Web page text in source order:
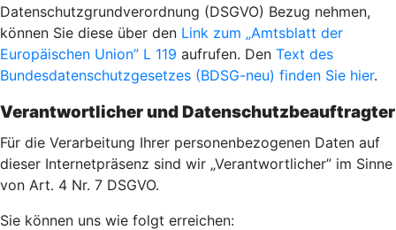
Datenschutzgrundverordnung (DSGVO) Bezug nehmen,
können Sie diese über den Link zum „Amtsblatt der
Europäischen Union” L 119 aufrufen. Den Text des
Bundesdatenschutzgesetzes (BDSG-neu) finden Sie hier.
Verantwortlicher und Datenschutzbeauftragter
Für die Verarbeitung Ihrer personenbezogenen Daten auf
dieser Internetpräsenz sind wir „Verantwortlicher” im Sinne
von Art. 4 Nr. 7 DSGVO.
Sie können uns wie folgt erreichen: